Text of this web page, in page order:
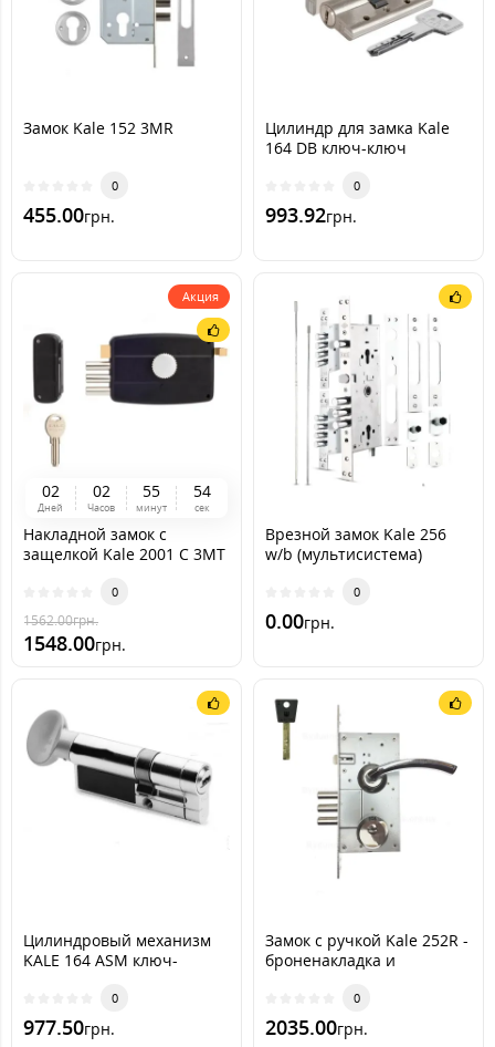
Замок Kale 152 3MR
0
455.00грн.
Цилиндр для замка Kale
164 DB ключ-ключ
0
993.92грн.
Акция
02
Дней
02
Часов
55
минут
52
сек
Накладной замок с
защелкой Kale 2001 С 3MT
0
1562.00грн.
1548.00грн.
Врезной замок Kale 256
w/b (мультисистема)
0
0.00грн.
Цилиндровый механизм
KALE 164 ASM ключ-
0
977.50грн.
Замок с ручкой Kale 252R -
броненакладка и
0
2035.00грн.